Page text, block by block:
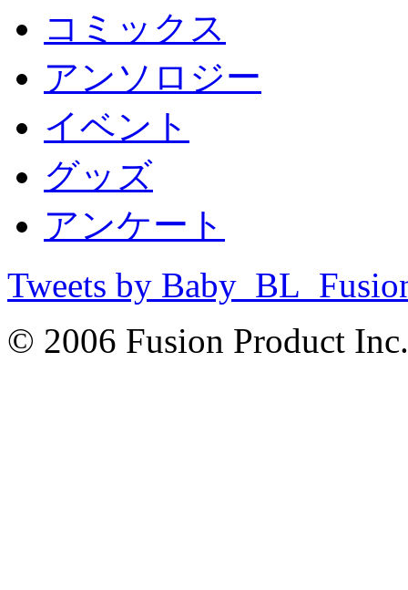
コミックス
アンソロジー
イベント
グッズ
アンケート
Tweets by
© 2006 Fusion Product Inc.